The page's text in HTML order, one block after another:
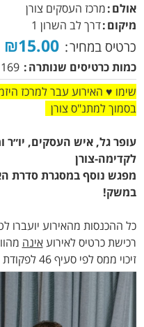
אולם מרכז העסקים צורן
מיקום דרך לב השרון 1
כרטיס במחיר ₪15.00
כמות כרטיסים שנותרה
169
בסמוך למתנ"ס צורן
עופר גל, איש העסקים, יו״ר
לקדימה-צורן
מפגש נוסף במסגרת סדרת
במשק!
כל ההכנסות מהאירוע יועברו
רכישת כרטיס לאירועאינה
זיכוי ממס לפי סעיף 46 לפקודת מס הכנסה.